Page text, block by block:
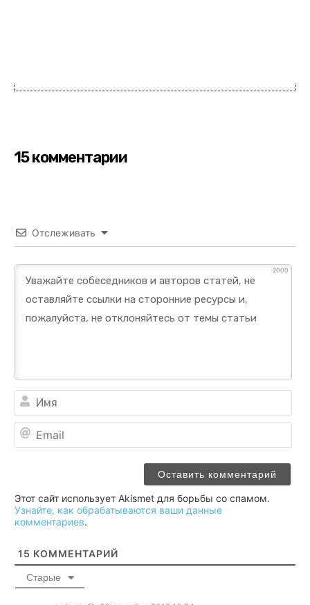
15 комментарии
Отслеживать
2000
Этот сайт использует Akismet для борьбы со спамом.
Узнайте, как обрабатываются ваши данные
комментариев.
15 КОММЕНТАРИЙ
Старые